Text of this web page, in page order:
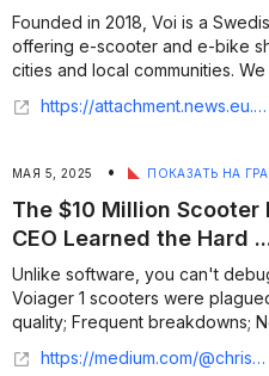
Founded in 2018, Voi is a
offering e-scooter and e-bike
cities and local communities. We
https://attachment.news.eu.nasdaq.com/a1051da8efc5658dea286b8f0506887ad
МАЯ 5, 2025 • ПОКАЗАТЬ НА
The $10 Million
CEO Learned the Hard
Unlike software, you can't
Voiager 1 scooters were
quality; Frequent breakdowns;
https://medium.com/@christiangrech/the-10-million-scooter-mistake-what-vois-ceo-learned-the-hard-way-about-moving-too-fast-6774d42df483